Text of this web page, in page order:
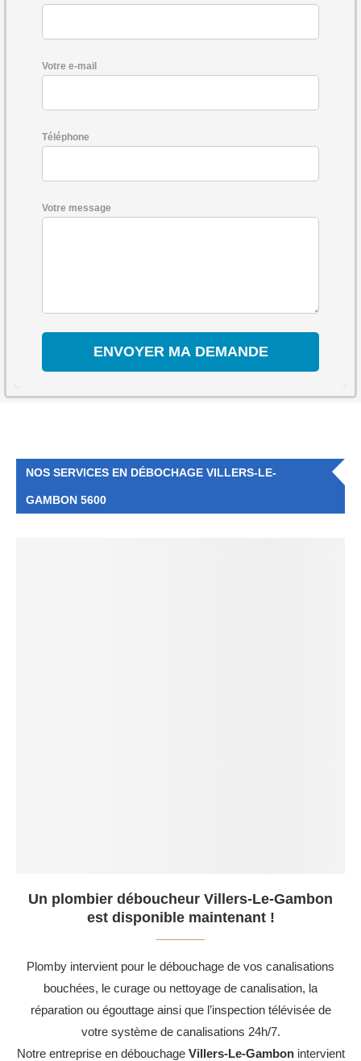
Votre e-mail
Téléphone
Votre message
NOS SERVICES EN DÉBOCHAGE VILLERS-LE-
GAMBON 5600
Un plombier déboucheur Villers-Le-Gambon
est disponible maintenant !
Plomby intervient pour le débouchage de vos canalisations
bouchées, le curage ou nettoyage de canalisation, la
réparation ou égouttage ainsi que l’inspection télévisée de
votre système de canalisations 24h/7.
Notre entreprise en débouchage Villers-Le-Gambonintervient